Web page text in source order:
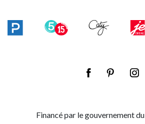
Financé par le gouvernement du